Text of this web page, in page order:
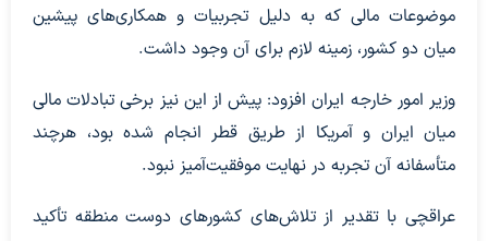
موضوعات مالی که به دلیل تجربیات و همکاری‌های پیشین
میان دو کشور، زمینه لازم برای آن وجود داشت.
وزیر امور خارجه ایران افزود: پیش از این نیز برخی تبادلات مالی
میان ایران و آمریکا از طریق قطر انجام شده بود، هرچند
متأسفانه آن تجربه در نهایت موفقیت‌آمیز نبود.
عراقچی با تقدیر از تلاش‌های کشورهای دوست منطقه تأکید